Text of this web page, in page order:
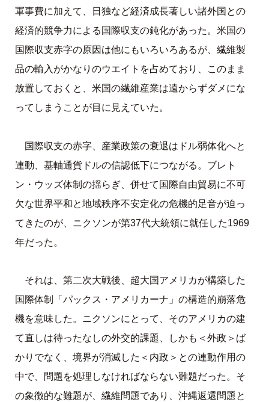
軍事費に加えて、日独など経済成長著しい諸外国との
経済的競争力による国際収支の鈍化があった。米国の
国際収支赤字の原因は他にもいろいろあるが、繊維製
品の輸入がかなりのウエイトを占めており、このまま
放置しておくと、米国の繊維産業は遠からずダメにな
ってしまうことが目に見えていた。
国際収支の赤字、産業政策の衰退はドル弱体化へと
連動、基軸通貨ドルの信認低下につながる。ブレト
ン・ウッズ体制の揺らぎ、併せて国際自由貿易に不可
欠な世界平和と地域秩序不安定化の危機的足音が迫っ
てきたのが、ニクソンが第37代大統領に就任した1969
年だった。
それは、第二次大戦後、超大国アメリカが構築した
国際体制「パックス・アメリカーナ」の構造的崩落危
機を意味した。ニクソンにとって、そのアメリカの建
て直しは待ったなしの外交的課題、しかも＜外政＞ば
かりでなく、境界が消滅した＜内政＞との連動作用の
中で、問題を処理しなければならない難題だった。そ
の象徴的な難題が、繊維問題であり、沖縄返還問題と